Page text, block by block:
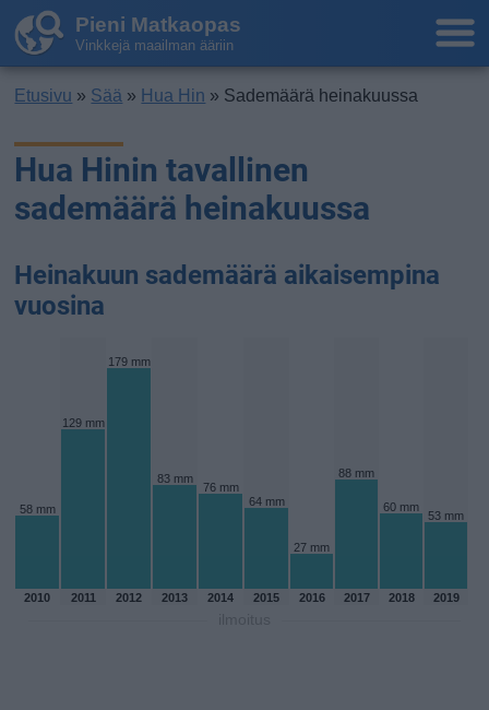
Pieni Matkaopas
Vinkkejä maailman ääriin
Etusivu » Sää » Hua Hin » Sademäärä heinakuussa
Hua Hinin tavallinen
sademäärä heinakuussa
Heinakuun sademäärä aikaisempina
vuosina
58 mm
129 mm
179 mm
83 mm
76 mm
64 mm
27 mm
88 mm
60 mm
53 mm
2010 2011 2012 2013 2014 2015 2016 2017 2018 2019